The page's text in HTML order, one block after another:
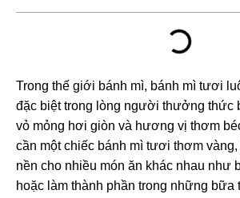
Trong thế giới bánh mì, bánh mì tươi
đặc biệt trong lòng người thưởng thức
vỏ mỏng hơi giòn và hương vị thơm
cần một chiếc bánh mì tươi thơm
nền cho nhiều món ăn khác nhau như
hoặc làm thành phần trong những bữa